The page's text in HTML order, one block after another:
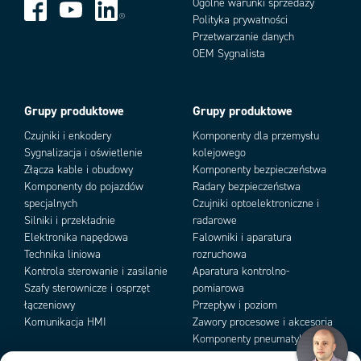
1020000
50 mm x 45 mm x 30
mm
1060000 58 mm x
CA-080 CA-100
Nr
katalogowy
Wymiary Nr katalogowy
1080000
mm
1100000
Add as new cart row
Ogólne warunki sprzedaży
Polityka prywatności
Przetwarzanie danych
OEM Sygnalista
Grupy produktowe
Czujniki i enkodery
Sygnalizacja i oświetlenie
Złącza kable i obudowy
Komponenty do pojazdów
specjalnych
Silniki i przekładnie
Elektronika napędowa
Technika liniowa
Kontrola sterowanie i zasilanie
Szafy sterownicze i osprzęt
łączeniowy
Komunikacja HMI
Grupy produktowe
Komponenty dla przemysłu
kolejowego
Komponenty bezpieczeństwa
Radary bezpieczeństwa
Czujniki optoelektroniczne i
radarowe
Falowniki i aparatura
rozruchowa
Aparatura kontrolno-
pomiarowa
Przepływ i poziom
Zawory procesowe i akcesoria
Komponenty pneumatyki i
podciśnienia